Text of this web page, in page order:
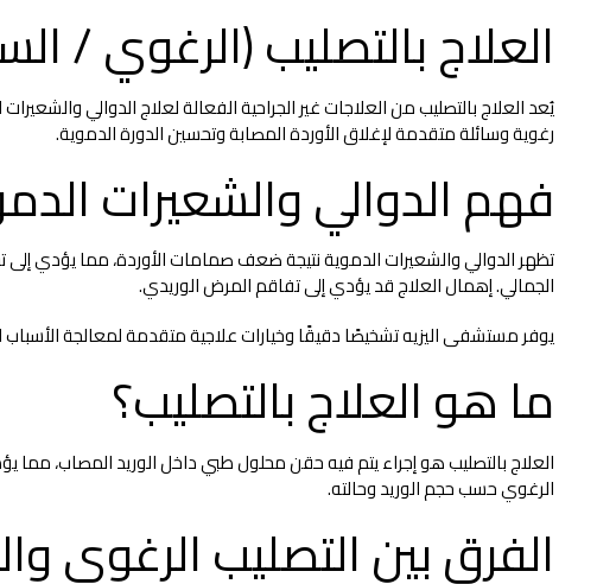
العلاج بالتصليب (الرغوي /
يُعد العلاج بالتصليب من العلاجات غير الجراحية الفعالة لعلاج الدوالي
رغوية وسائلة متقدمة لإغلاق الأوردة المصابة وتحسين الدورة الدموية.
فهم الدوالي والشعيرات
تظهر الدوالي والشعيرات الدموية نتيجة ضعف صمامات الأوردة، مما يؤدي إلى
الجمالي. إهمال العلاج قد يؤدي إلى تفاقم المرض الوريدي.
يوفر مستشفى اليزيه تشخيصًا دقيقًا وخيارات علاجية متقدمة لمعالجة
ما هو العلاج بالتصليب؟
العلاج بالتصليب هو إجراء يتم فيه حقن محلول طبي داخل الوريد المصاب، مما
الرغوي حسب حجم الوريد وحالته.
الفرق بين التصليب الرغوي